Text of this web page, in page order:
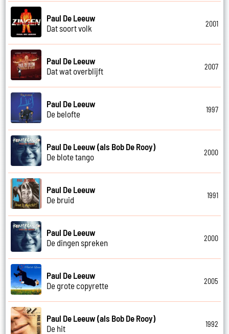
Paul De Leeuw
Dat soort volk
2001
Paul De Leeuw
Dat wat overblijft
2007
Paul De Leeuw
De belofte
1997
Paul De Leeuw (als Bob De Rooy)
De blote tango
2000
Paul De Leeuw
De bruid
1991
Paul De Leeuw
De dingen spreken
2000
Paul De Leeuw
De grote copyrette
2005
Paul De Leeuw (als Bob De Rooy)
De hit
1992